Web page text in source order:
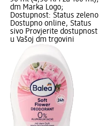
dm Marka Logo;
Dostupnost: Status zeleno
Dostupno online, Status
sivo Provjerite dostupnost
u Vašoj dm trgovini